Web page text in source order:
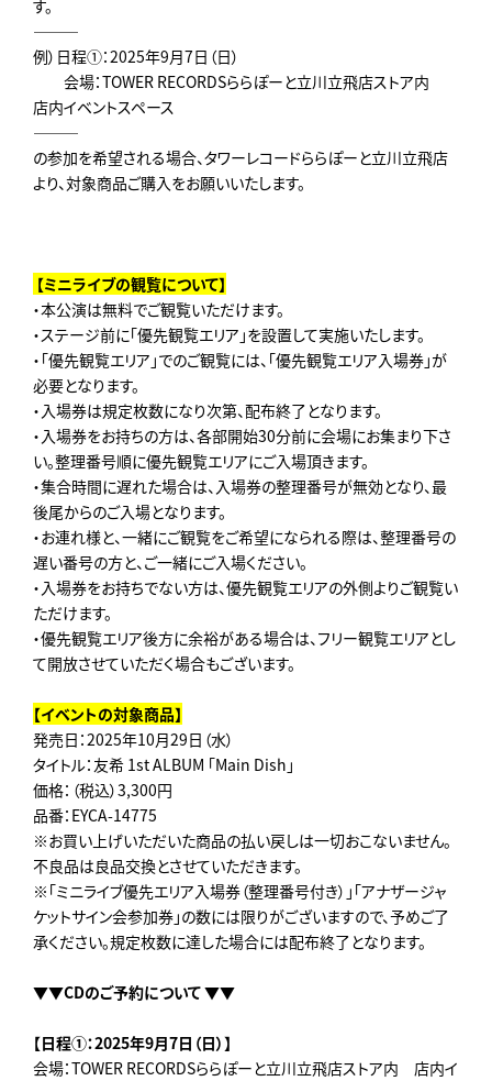
す。
―――
例）日程①：2025年9月7日（日）
会場：TOWER RECORDSららぽーと立川立飛店ストア内
店内イベントスペース
―――
の参加を希望される場合、タワーレコードららぽーと立川立飛店
より、対象商品ご購入をお願いいたします。
【ミニライブの観覧について】
・本公演は無料でご観覧いただけます。
・ステージ前に「優先観覧エリア」を設置して実施いたします。
・「優先観覧エリア」でのご観覧には、「優先観覧エリア入場券」が
必要となります。
・入場券は規定枚数になり次第、配布終了となります。
・入場券をお持ちの方は、各部開始30分前に会場にお集まり下さ
い。整理番号順に優先観覧エリアにご入場頂きます。
・集合時間に遅れた場合は、入場券の整理番号が無効となり、最
後尾からのご入場となります。
・お連れ様と、一緒にご観覧をご希望になられる際は、整理番号の
遅い番号の方と、ご一緒にご入場ください。
・入場券をお持ちでない方は、優先観覧エリアの外側よりご観覧い
ただけます。
・優先観覧エリア後方に余裕がある場合は、フリー観覧エリアとし
て開放させていただく場合もございます。
【イベントの対象商品】
発売日：2025年10月29日（水）
タイトル：友希 1st ALBUM 「Main Dish」
価格：（税込）3,300円
品番：EYCA-14775
※お買い上げいただいた商品の払い戻しは一切おこないません。
不良品は良品交換とさせていただきます。
※「ミニライブ優先エリア入場券（整理番号付き）」「アナザージャ
ケットサイン会参加券」の数には限りがございますので、予めご了
承ください。規定枚数に達した場合には配布終了となります。
▼▼CDのご予約について▼▼
【日程①：2025年9月7日（日）】
会場：TOWER RECORDSららぽーと立川立飛店ストア内 店内イ